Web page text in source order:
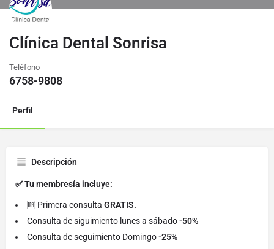
Clínica Dental Sonrisa
Teléfono
6758-9808
Perfil
Descripción
✅ Tu membresía incluye:
🆓 Primera consulta GRATIS.
Consulta de siguimiento lunes a sábado-50%
Consulta de seguimiento Domingo-25%